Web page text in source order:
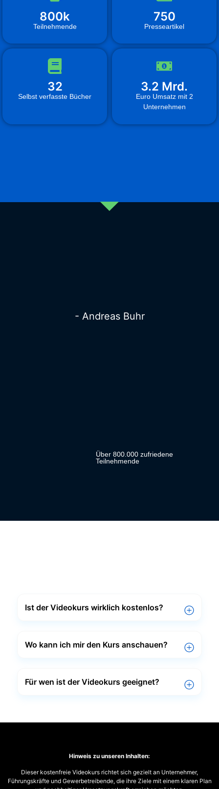
800k
Teilnehmende
750
Presseartikel
32
Selbst verfasste Bücher
3.2 Mrd.
Euro Umsatz mit 2
Unternehmen
- Andreas Buhr
Über 800.000 zufriedene
Teilnehmende
Ist der Videokurs wirklich kostenlos?
Wo kann ich mir den Kurs anschauen?
Für wen ist der Videokurs geeignet?
Hinweis zu unseren Inhalten:
Dieser kostenfreie Videokurs richtet sich gezielt an Unternehmer,
Führungskräfte und Gewerbetreibende, die ihre Ziele mit einem klaren Plan